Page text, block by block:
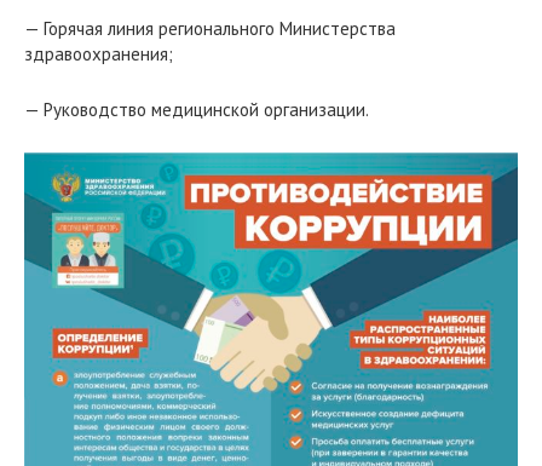
— Горячая линия регионального Министерства
здравоохранения;
— Руководство медицинской организации.